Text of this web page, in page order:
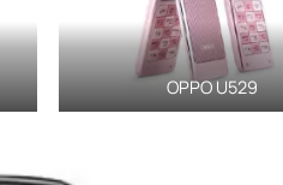
OPPO U529